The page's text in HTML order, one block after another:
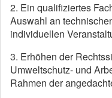
2. Ein qualifiziertes
Auswahl an
individuellen
3. Erhöhen der
Umweltschutz- und
Rahmen der